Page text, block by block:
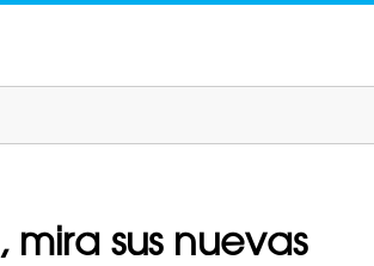
sus nuevas